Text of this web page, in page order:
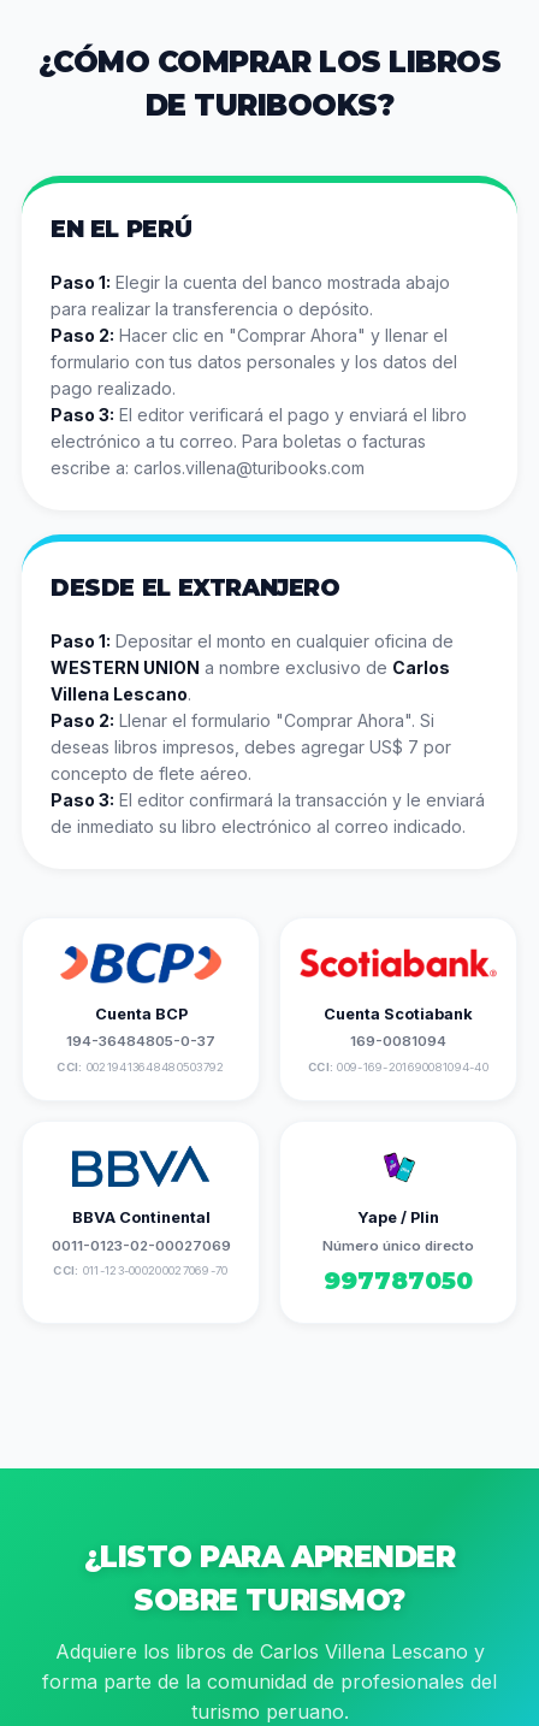
¿CÓMO COMPRAR LOS LIBROS
DE TURIBOOKS?
EN EL PERÚ
Paso 1: Elegir la cuenta del banco mostrada abajo
para realizar la transferencia o depósito.
Paso 2: Hacer clic en "Comprar Ahora" y llenar el
formulario con tus datos personales y los datos del
pago realizado.
Paso 3: El editor verificará el pago y enviará el libro
electrónico a tu correo. Para boletas o facturas
escribe a: carlos.villena@turibooks.com
DESDE EL EXTRANJERO
Paso 1: Depositar el monto en cualquier oficina de
WESTERN UNION a nombre exclusivo de Carlos
Villena Lescano.
Paso 2: Llenar el formulario "Comprar Ahora". Si
deseas libros impresos, debes agregar US$ 7 por
concepto de flete aéreo.
Paso 3: El editor confirmará la transacción y le enviará
de inmediato su libro electrónico al correo indicado.
Cuenta BCP
194-36484805-0-37
CCI: 00219413648480503792
Cuenta Scotiabank
169-0081094
CCI: 009-169-201690081094-40
BBVA Continental
0011-0123-02-00027069
CCI: 011-123-000200027069-70
Yape / Plin
Número único directo
997787050
¿LISTO PARA APRENDER
SOBRE TURISMO?
Adquiere los libros de Carlos Villena Lescano y
forma parte de la comunidad de profesionales del
turismo peruano.